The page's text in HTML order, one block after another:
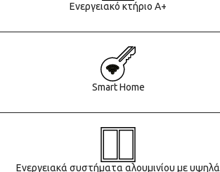
Ενεργειακό κτήριο Α+
Smart Home
Ενεργειακά συστήματα αλουμινίου με υψηλά